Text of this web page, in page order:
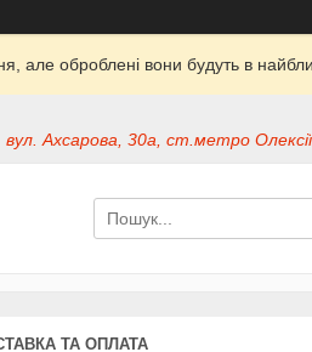
але оброблені вони будуть в
вул. Ахсарова, 30а, ст.метро
ТА ОПЛАТА